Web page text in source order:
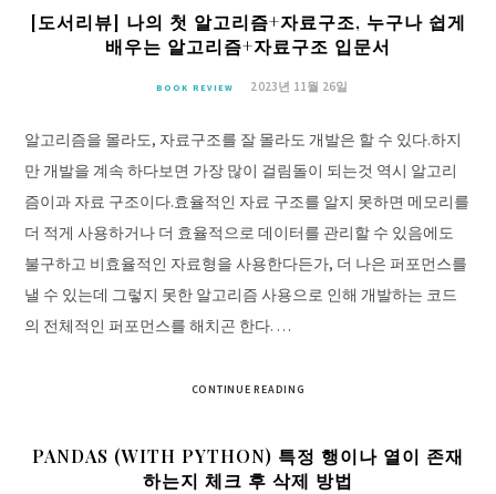
[도서리뷰] 나의 첫 알고리즘+자료구조, 누구나 쉽게
배우는 알고리즘+자료구조 입문서
BOOK REVIEW 2023년 11월 26일
알고리즘을 몰라도, 자료구조를 잘 몰라도 개발은 할 수 있다.하지
만 개발을 계속 하다보면 가장 많이 걸림돌이 되는것 역시 알고리
즘이과 자료 구조이다.효율적인 자료 구조를 알지 못하면 메모리를
더 적게 사용하거나 더 효율적으로 데이터를 관리할 수 있음에도
불구하고 비효율적인 자료형을 사용한다든가, 더 나은 퍼포먼스를
낼 수 있는데 그렇지 못한 알고리즘 사용으로 인해 개발하는 코드
의 전체적인 퍼포먼스를 해치곤 한다. …
CONTINUE READING
PANDAS (WITH PYTHON) 특정 행이나 열이 존재
하는지 체크 후 삭제 방법